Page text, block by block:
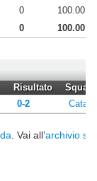
0
100.00
0 100.00
Risultato
0-2
. Vai all’archivio